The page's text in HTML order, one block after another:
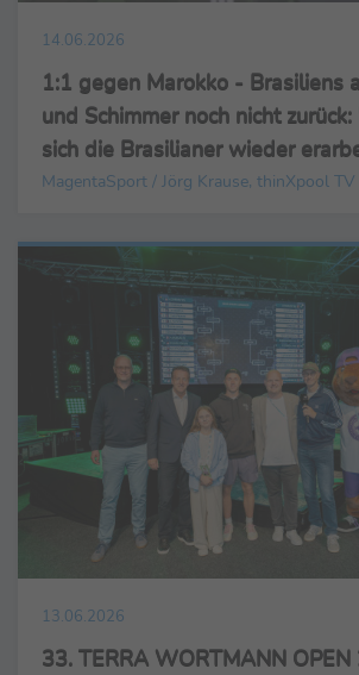
14.06.2026
1:1 gegen Marokko - Brasiliens
und Schimmer noch nicht
sich die Brasilianer wieder
MagentaSport / Jörg Krause, thinXpool TV
13.06.2026
33. TERRA WORTMANN